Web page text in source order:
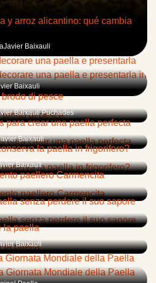
y arroz alicantino: qué cambia
Javier Baixauli
una paella e presentarla
Baixauli
di pesce
Baixauli Puchades
para crear una paella perfecta
Baixauli
la paella in frigorifero?
Baixauli
paellero Carmencita
senza perdere il suo sapore
la paella
Baixauli
Giornata Mondiale della Paella